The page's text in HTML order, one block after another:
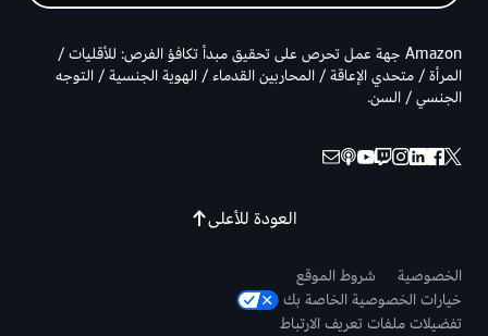
العودة للأعلى
Amazon جهة عمل تحرص على تحقيق مبدأ تكافؤ الفرص: للأقليات /
المرأة / متحدي الإعاقة / المحاربين القدماء / الهوية الجنسية / التوجه
الجنسي / السن.
الخصوصية
شروط الموقع
خيارات الخصوصية الخاصة بك
تفضيلات ملفات تعريف الارتباط